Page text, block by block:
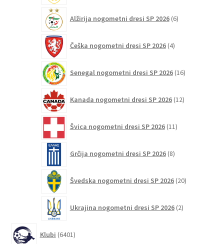
Alžirija nogometni dresi SP 2026 6izdelkov
Češka nogometni dresi SP 2026 4izdelki
Senegal nogometni dresi SP 2026 16izdelkov
Kanada nogometni dresi SP 2026 12izdelkov
Švica nogometni dresi SP 2026 11izdelkov
Grčija nogometni dresi SP 2026 8izdelkov
Švedska nogometni dresi SP 2026 20izdelkov
Ukrajina nogometni dresi SP 2026 2izdelka
Klubi 6401izdelek